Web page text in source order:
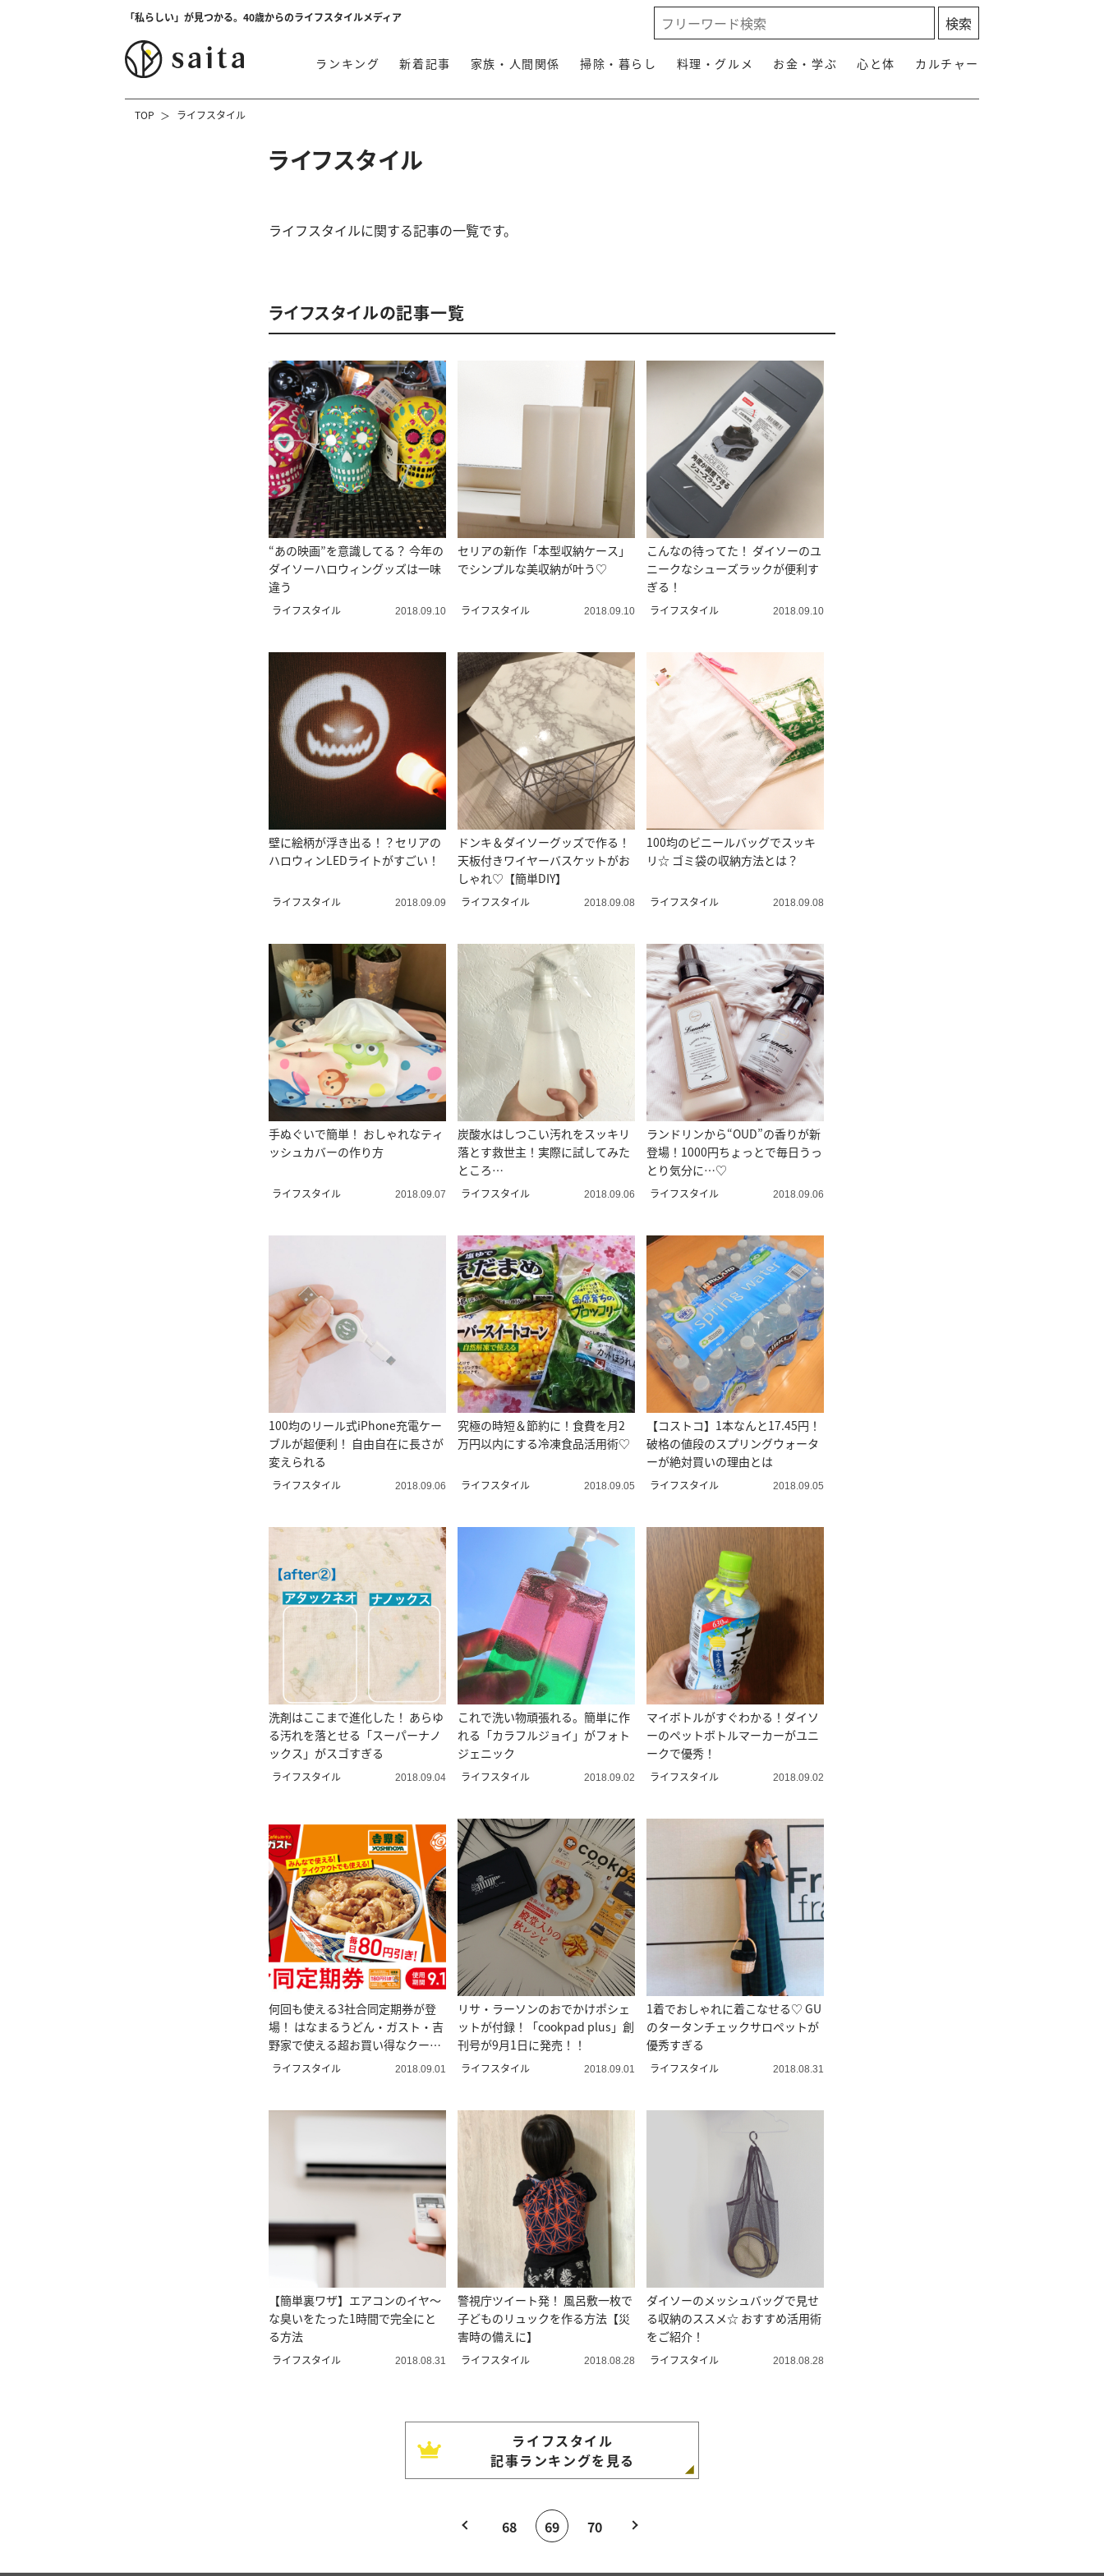
「私らしい」が見つかる。40歳からのライフスタイルメディア
ランキング 新着記事 家族・人間関係 掃除・暮らし 料理・グルメ お金・学ぶ 心と体 カルチャー
TOP ライフスタイル
ライフスタイル
ライフスタイルに関する記事の一覧です。
ライフスタイルの記事一覧
“あの映画”を意識してる？ 今年の
ダイソーハロウィングッズは一味
違う
ライフスタイル 2018.09.10
セリアの新作「本型収納ケース」
でシンプルな美収納が叶う♡
ライフスタイル 2018.09.10
こんなの待ってた！ ダイソーのユ
ニークなシューズラックが便利す
ぎる！
ライフスタイル 2018.09.10
壁に絵柄が浮き出る！？セリアの
ハロウィンLEDライトがすごい！
ライフスタイル 2018.09.09
ドンキ＆ダイソーグッズで作る！
天板付きワイヤーバスケットがお
しゃれ♡【簡単DIY】
ライフスタイル 2018.09.08
100均のビニールバッグでスッキ
リ☆ ゴミ袋の収納方法とは？
ライフスタイル 2018.09.08
手ぬぐいで簡単！ おしゃれなティ
ッシュカバーの作り方
ライフスタイル 2018.09.07
炭酸水はしつこい汚れをスッキリ
落とす救世主！実際に試してみた
ところ…
ライフスタイル 2018.09.06
ランドリンから“OUD”の香りが新
登場！1000円ちょっとで毎日うっ
とり気分に…♡
ライフスタイル 2018.09.06
100均のリール式iPhone充電ケー
ブルが超便利！ 自由自在に長さが
変えられる
ライフスタイル 2018.09.06
究極の時短＆節約に！食費を月2
万円以内にする冷凍食品活用術♡
ライフスタイル 2018.09.05
【コストコ】1本なんと17.45円！
破格の値段のスプリングウォータ
ーが絶対買いの理由とは
ライフスタイル 2018.09.05
洗剤はここまで進化した！ あらゆ
る汚れを落とせる「スーパーナノ
ックス」がスゴすぎる
ライフスタイル 2018.09.04
これで洗い物頑張れる。簡単に作
れる「カラフルジョイ」がフォト
ジェニック
ライフスタイル 2018.09.02
マイボトルがすぐわかる！ダイソ
ーのペットボトルマーカーがユニ
ークで優秀！
ライフスタイル 2018.09.02
何回も使える3社合同定期券が登
場！ はなまるうどん・ガスト・吉
野家で使える超お買い得なクーポ
ンとは？
ライフスタイル 2018.09.01
リサ・ラーソンのおでかけポシェ
ットが付録！「cookpad plus」創
刊号が9月1日に発売！！
ライフスタイル 2018.09.01
1着でおしゃれに着こなせる♡ GU
のタータンチェックサロペットが
優秀すぎる
ライフスタイル 2018.08.31
【簡単裏ワザ】エアコンのイヤ～
な臭いをたった1時間で完全にと
る方法
ライフスタイル 2018.08.31
警視庁ツイート発！ 風呂敷一枚で
子どものリュックを作る方法【災
害時の備えに】
ライフスタイル 2018.08.28
ダイソーのメッシュバッグで見せ
る収納のススメ☆ おすすめ活用術
をご紹介！
ライフスタイル 2018.08.28
ライフスタイル
記事ランキングを見る
68 69 70